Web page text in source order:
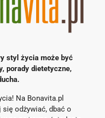
styl życia może być
porady dietetyczne,
Na Bonavita.pl
odżywiać, dbać o